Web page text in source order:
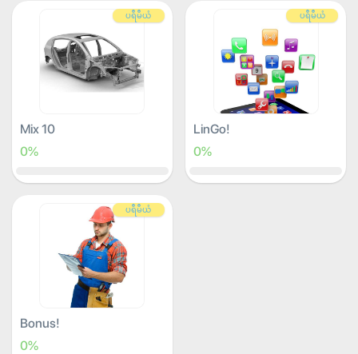
ပရီမီယံ
Mix 10
0%
ပရီမီယံ
LinGo!
0%
ပရီမီယံ
Bonus!
0%